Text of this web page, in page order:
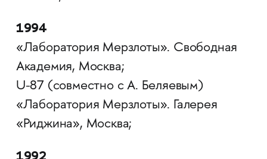
1994
«Лаборатория Мерзлоты». Свободная
Академия, Москва;
U-87 (совместно с А. Беляевым)
«Лаборатория Мерзлоты». Галерея
«Риджина», Москва;
1992